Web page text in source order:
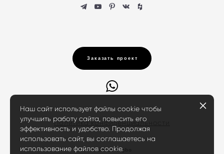
Заказать проект
Политика конфиденциальности
сайт от vigbo
Наш сайт использует файлы cookie чтобы
улучшить работу сайта, повысить его
эффективность и удобство. Продолжая
использовать сайт, вы соглашаетесь на
использование файлов cookie.